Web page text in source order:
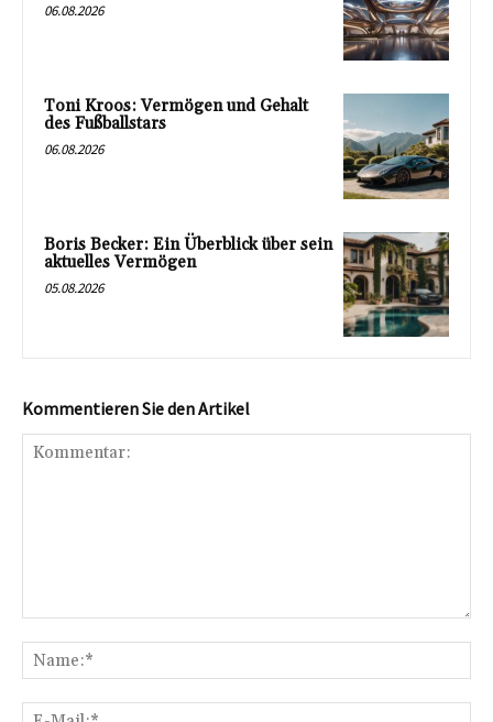
06.08.2026
Toni Kroos: Vermögen und Gehalt
des Fußballstars
06.08.2026
Boris Becker: Ein Überblick über sein
aktuelles Vermögen
05.08.2026
Kommentieren Sie den Artikel